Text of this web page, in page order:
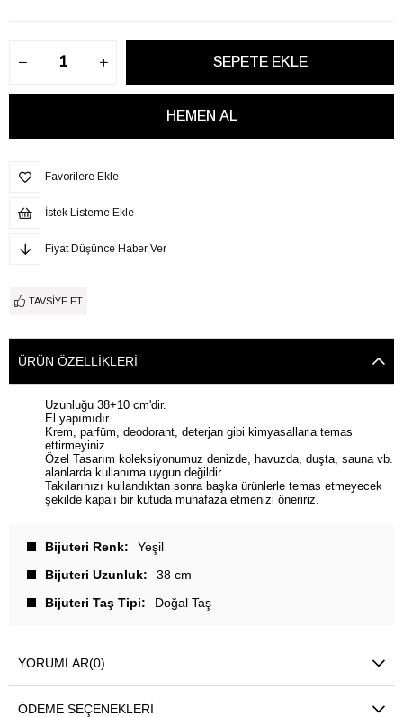
Favorilere Ekle
İstek Listeme Ekle
Fiyat Düşünce Haber Ver
TAVSIYE ET
ÜRÜN ÖZELLIKLERI
Uzunluğu 38+10 cm'dir.
El yapımıdır.
Krem, parfüm, deodorant, deterjan gibi kimyasallarla temas
ettirmeyiniz.
Özel Tasarım koleksiyonumuz denizde, havuzda, duşta, sauna vb.
alanlarda kullanıma uygun değildir.
Takılarınızı kullandıktan sonra başka ürünlerle temas etmeyecek
şekilde kapalı bir kutuda muhafaza etmenizi öneririz.
Bijuteri Renk
Yeşil
Bijuteri Uzunluk
38 cm
Bijuteri Taş Tipi
Doğal Taş
YORUMLAR(0)
ÖDEME SEÇENEKLERI